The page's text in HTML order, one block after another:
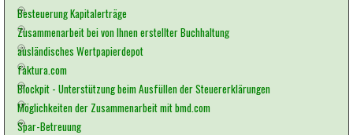
Besteuerung Kapitalerträge
Zusammenarbeit bei von Ihnen erstellter Buchhaltung
ausländisches Wertpapierdepot
faktura.com
Blockpit - Unterstützung beim Ausfüllen der Steuererklärungen
Möglichkeiten der Zusammenarbeit mit bmd.com
Spar-Betreuung